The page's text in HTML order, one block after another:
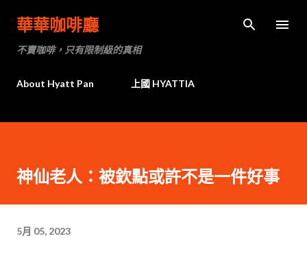
華華咖啡廳
不賣咖啡，只有限制級的真相
About Hyatt Pan 上國 HYATTIA
神仙老人：被欽點或許不是一件好事
5月 05, 2023